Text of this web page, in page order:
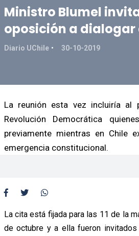
Ministro Blumel
oposición a dialogar
Diario UChile 30-10-2019
La reunión esta vez incluiría al
Revolución Democrática
previamente mientras en Chile
emergencia constitucional.
La cita está fijada para las 11 de la
de octubre y a ella fueron